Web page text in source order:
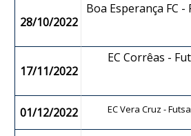
28/10/2022
Boa Esperança FC -
17/11/2022
EC Corrêas -
01/12/2022 EC Vera Cruz -